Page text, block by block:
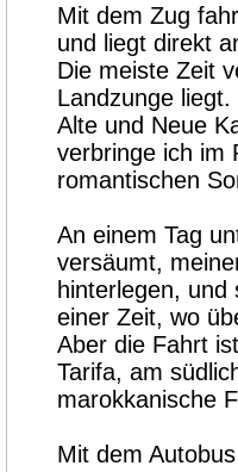
Mit dem Zug
und liegt direkt
Die meiste Zeit
Landzunge
Alte und Neue
verbringe ich im
romantischen
An einem Tag
versäumt,
hinterlegen,
einer Zeit, wo
Aber die Fahrt
Tarifa, am
marokkanische
Mit dem